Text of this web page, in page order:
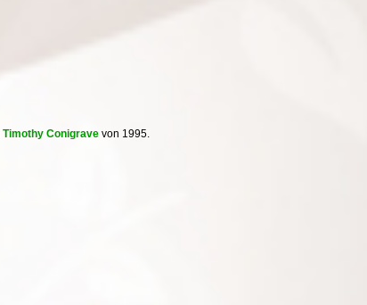
Timothy Conigrave von 1995.